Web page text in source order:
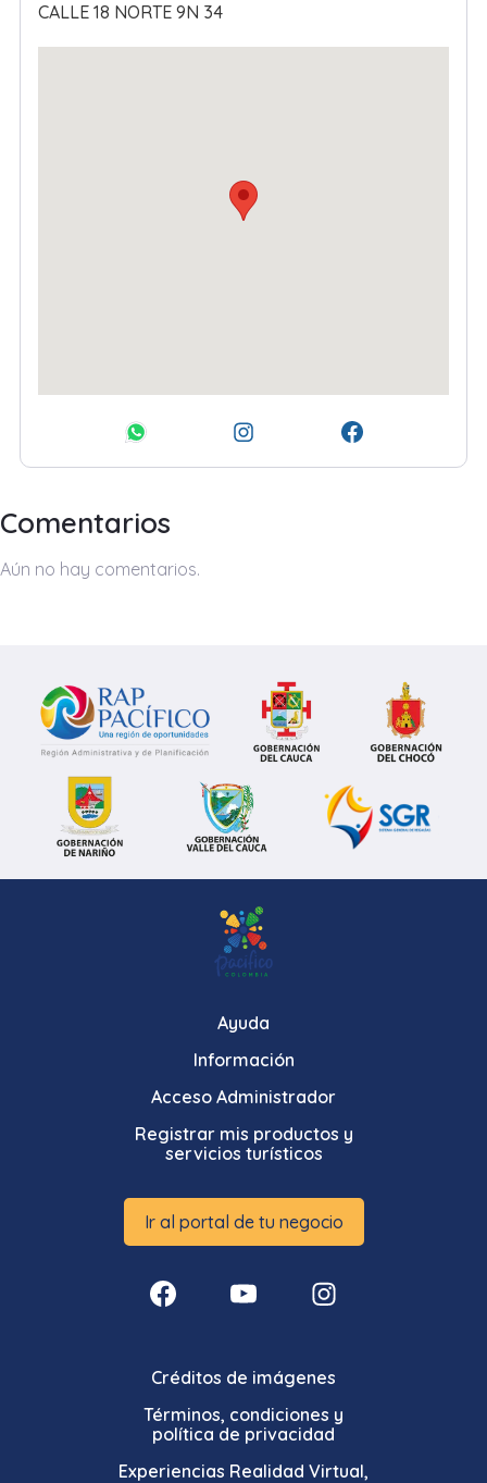
CALLE 18 NORTE 9N 34
Comentarios
Aún no hay comentarios.
Ayuda
Información
Acceso Administrador
Registrar mis productos y
servicios turísticos
Ir al portal de tu negocio
Créditos de imágenes
Términos, condiciones y
política de privacidad
Experiencias Realidad Virtual,